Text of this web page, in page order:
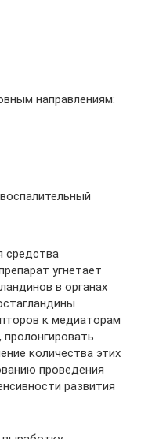
направлениям:
средства
угнетает
в органах
к медиаторам
количества этих
проведения
развития